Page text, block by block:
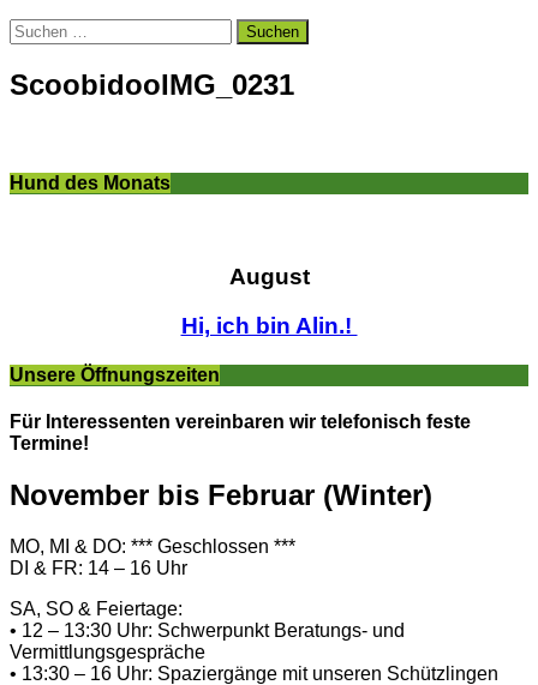
Suchen
nach:
ScoobidooIMG_0231
Hund des Monats
August
Hi, ich bin Alin.!
Unsere Öffnungszeiten
Für Interessenten vereinbaren wir telefonisch feste
Termine!
November bis Februar (Winter)
MO, MI & DO: *** Geschlossen ***
DI & FR: 14 – 16 Uhr
SA, SO & Feiertage:
• 12 – 13:30 Uhr: Schwerpunkt Beratungs- und
Vermittlungsgespräche
• 13:30 – 16 Uhr: Spaziergänge mit unseren Schützlingen